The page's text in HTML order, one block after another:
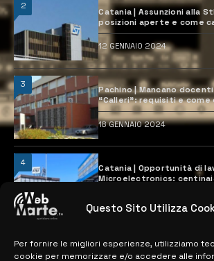
Questo Sito Utilizza
Per fornire le migliori esperienze, utilizziamo
cookie per memorizzare e/o accedere alle
2
Catania | Assunzioni alla
posizioni aperte e come
12 GENNAIO 2024
3
Pachino | Mancano
“Calleri”: requisiti e come
18 GENNAIO 2024
4
Catania | Opportunità di
Microelectronics:
28 MARZO 2024
MAPPA DEL SITO